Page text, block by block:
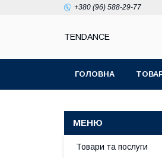
+380 (96) 588-29-77
TENDANCE
ГОЛОВНА
Товари та послуги